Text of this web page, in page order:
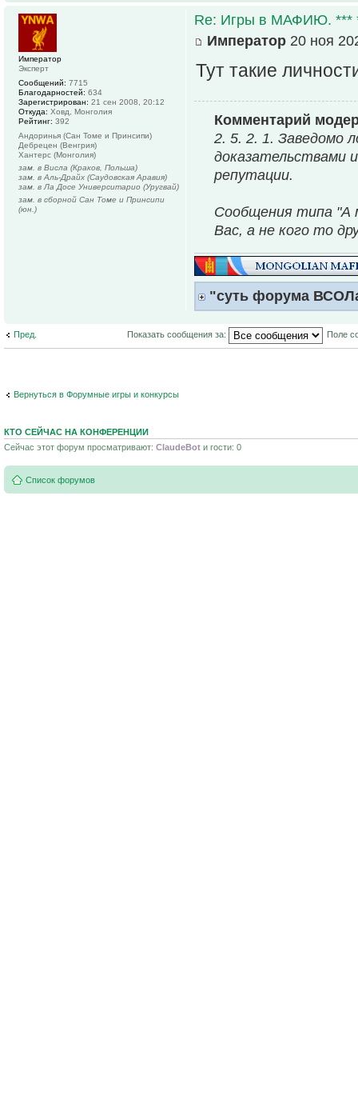
Re: Игры в МАФИЮ. ***
Император 20 ноя
Тут такие
Комментарий
2. 5. 2. 1. Заведомо
доказательствами
репутации.
Сообщения типа "А
Вас, а не кого то
"суть форума
Император
Эксперт
Сообщений: 7715
Благодарностей: 634
Зарегистрирован: 21 сен 2008, 20:12
Откуда: Ховд, Монголия
Рейтинг: 392
Андоринья (Сан Томе и Принсипи)
Дебрецен (Венгрия)
Хантерс (Монголия)
зам. в Висла (Краков, Польша)
зам. в Аль-Драйх (Саудовская Аравия)
зам. в Ла Досе Университарио (Уругвай)
зам. в сборной Сан Томе и Принсипи
(юн.)
Пред. Показать сообщения за: Поле
Вернуться в Форумные игры и конкурсы
КТО СЕЙЧАС НА КОНФЕРЕНЦИИ
Сейчас этот форум просматривают: ClaudeBot и гости: 0
Список форумов